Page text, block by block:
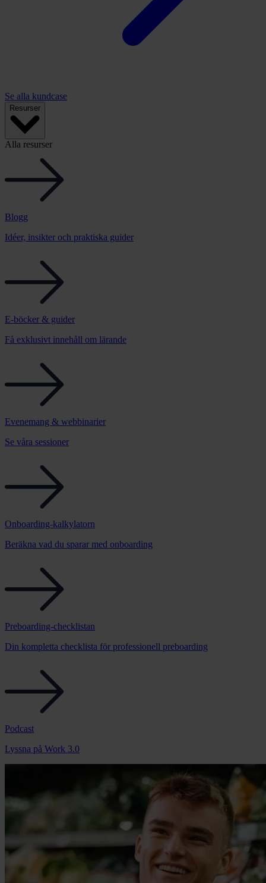
Se alla kundcase
Resurser
Alla resurser
Blogg
Idéer, insikter och praktiska guider
E-böcker & guider
Få exklusivt innehåll om lärande
Evenemang & webbinarier
Se våra sessioner
Onboarding-kalkylatorn
Beräkna vad du sparar med onboarding
Preboarding-checklistan
Din kompletta checklista för professionell preboarding
Podcast
Lyssna på Work 3.0